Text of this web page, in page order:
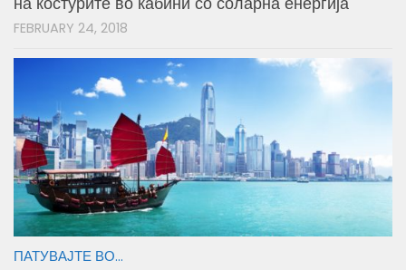
FEBRUARY 24, 2018
ПАТУВАЈТЕ ВО...